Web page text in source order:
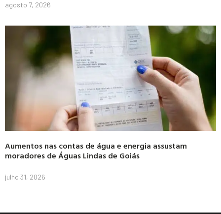
agosto 7, 2026
Aumentos nas contas de água e energia assustam
moradores de Águas Lindas de Goiás
julho 31, 2026